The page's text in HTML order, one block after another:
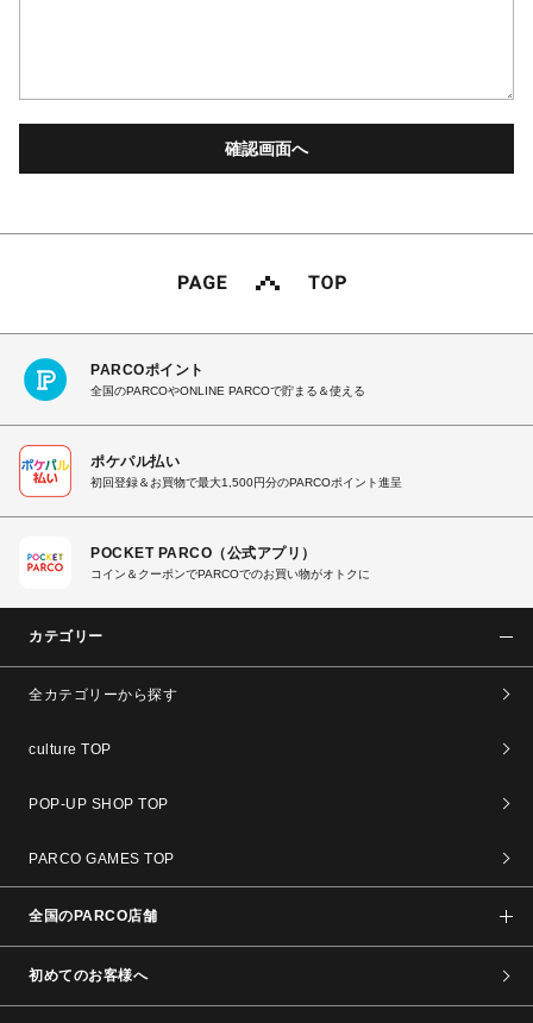
PARCOポイント
全国のPARCOやONLINE PARCOで貯まる＆使える
ポケパル払い
初回登録＆お買物で最大1,500円分のPARCOポイント進呈
POCKET PARCO（公式アプリ）
コイン＆クーポンでPARCOでのお買い物がオトクに
カテゴリー
全カテゴリーから探す
culture TOP
POP-UP SHOP TOP
PARCO GAMES TOP
全国のPARCO店舗
初めてのお客様へ